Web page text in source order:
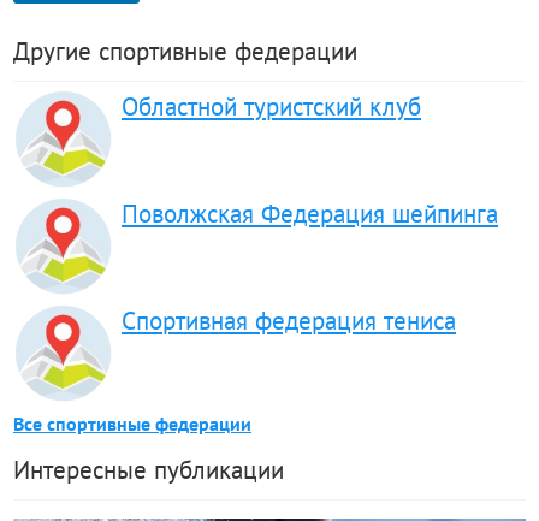
Другие спортивные федерации
Областной туристский клуб
Поволжская Федерация шейпинга
Спортивная федерация тениса
Все спортивные федерации
Интересные публикации